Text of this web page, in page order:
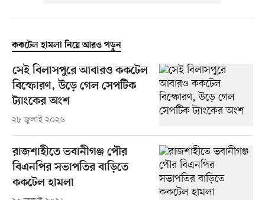
ককটেল হামলা নিয়ে আরও পড়ুন
সেই বিলাসপুরে আবারও ককটেল
বিস্ফোরণ, উড়ে গেল সেপটিক
ট্যাংকের অংশ
২৮ জুলাই ২০২৬
রাজশাহীতে ভবানীগঞ্জ পৌর
বিএনপির সভাপতির বাড়িতে
ককটেল হামলা